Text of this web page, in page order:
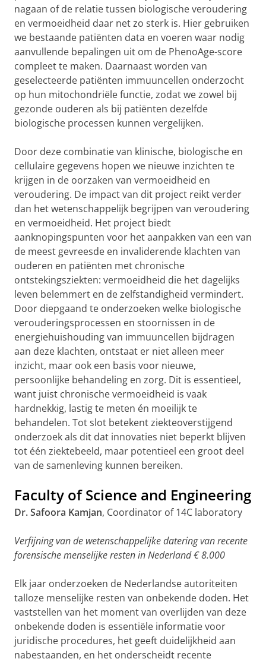
nagaan of de relatie tussen biologische veroudering
en vermoeidheid daar net zo sterk is. Hier gebruiken
we bestaande patiënten data en voeren waar nodig
aanvullende bepalingen uit om de PhenoAge-score
compleet te maken. Daarnaast worden van
geselecteerde patiënten immuuncellen onderzocht
op hun mitochondriële functie, zodat we zowel bij
gezonde ouderen als bij patiënten dezelfde
biologische processen kunnen vergelijken.
Door deze combinatie van klinische, biologische en
cellulaire gegevens hopen we nieuwe inzichten te
krijgen in de oorzaken van vermoeidheid en
veroudering. De impact van dit project reikt verder
dan het wetenschappelijk begrijpen van veroudering
en vermoeidheid. Het project biedt
aanknopingspunten voor het aanpakken van een van
de meest gevreesde en invaliderende klachten van
ouderen en patiënten met chronische
ontstekingsziekten: vermoeidheid die het dagelijks
leven belemmert en de zelfstandigheid vermindert.
Door diepgaand te onderzoeken welke biologische
verouderingsprocessen en stoornissen in de
energiehuishouding van immuuncellen bijdragen
aan deze klachten, ontstaat er niet alleen meer
inzicht, maar ook een basis voor nieuwe,
persoonlijke behandeling en zorg. Dit is essentieel,
want juist chronische vermoeidheid is vaak
hardnekkig, lastig te meten én moeilijk te
behandelen. Tot slot betekent ziekteoverstijgend
onderzoek als dit dat innovaties niet beperkt blijven
tot één ziektebeeld, maar potentieel een groot deel
van de samenleving kunnen bereiken.
Faculty of Science and Engineering
Dr. Safoora Kamjan, Coordinator of 14C laboratory
Verfijning van de wetenschappelijke datering van recente
forensische menselijke resten in Nederland € 8.000
Elk jaar onderzoeken de Nederlandse autoriteiten
talloze menselijke resten van onbekende doden. Het
vaststellen van het moment van overlijden van deze
onbekende doden is essentiële informatie voor
juridische procedures, het geeft duidelijkheid aan
nabestaanden, en het onderscheidt recente